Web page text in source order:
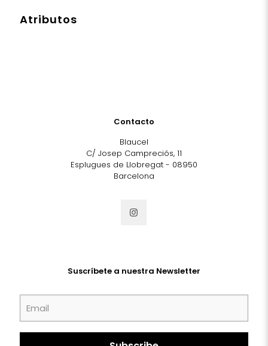
Atributos
Contacto
Blaucel
C/ Josep Campreciós, 11
Esplugues de Llobregat - 08950
Barcelona
Suscríbete a nuestra Newsletter